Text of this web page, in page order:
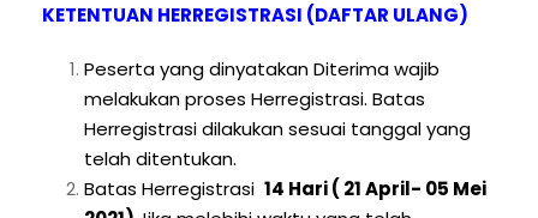
KETENTUAN HERREGISTRASI (DAFTAR ULANG)
Peserta yang dinyatakan Diterima wajib
melakukan proses Herregistrasi. Batas
Herregistrasi dilakukan sesuai tanggal yang
telah ditentukan.
Batas Herregistrasi 14 Hari ( 21 April- 05 Mei